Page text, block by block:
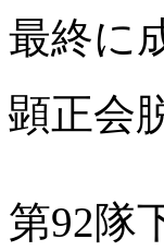
最終に
顕正会
第92隊